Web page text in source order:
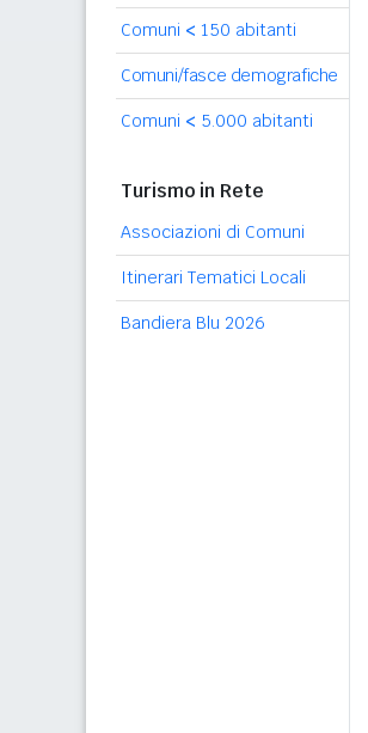
Comuni < 150 abitanti
Comuni/fasce demografiche
Comuni < 5.000 abitanti
Turismo in Rete
Associazioni di Comuni
Itinerari Tematici Locali
Bandiera Blu 2026